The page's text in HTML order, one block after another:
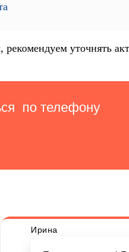
уточнять